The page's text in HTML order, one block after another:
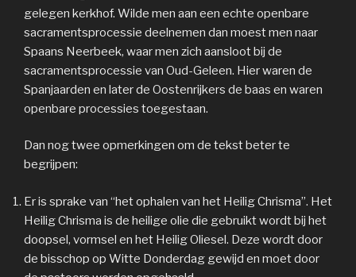
gelegen kerkhof. Wilde men aan een echte openbare
sacramentsprocessie deelnemen dan moest men naar
Spaans Neerbeek, waar men zich aansloot bij de
sacramentsprocessie van Oud-Geleen. Hier waren de
Spanjaarden en later de Oostenrijkers de baas en waren
openbare processies toegestaan.
Dan nog twee opmerkingen om de tekst beter te
begrijpen:
Er is sprake van “het ophalen van het Heilig Chrisma”. Het
Heilig Chrisma is de heilige olie die gebruikt wordt bij het
doopsel, vormsel en het Heilig Oliesel. Deze wordt door
de bisschop op Witte Donderdag gewijd en moet door